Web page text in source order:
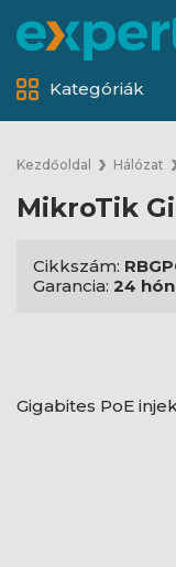
Kategóriák
Kezdőoldal Hálózat
MikroTik
Cikkszám:
Garancia: 24
Gigabites PoE